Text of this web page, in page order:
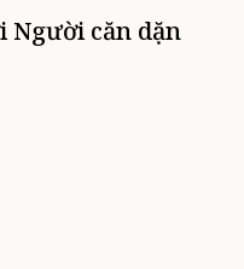
Người căn dặn